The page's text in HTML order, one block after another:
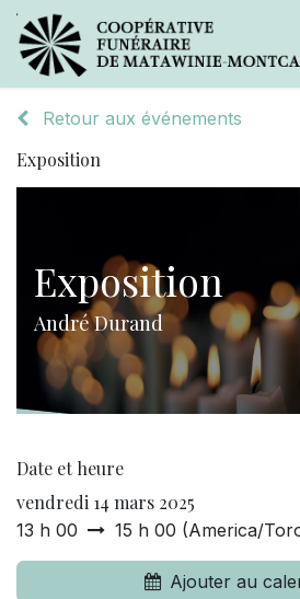
Retour aux événements
Exposition
Exposition
André Durand
Date et heure
vendredi 14 mars 2025
13 h 00 15 h 00 (America/
Ajouter au